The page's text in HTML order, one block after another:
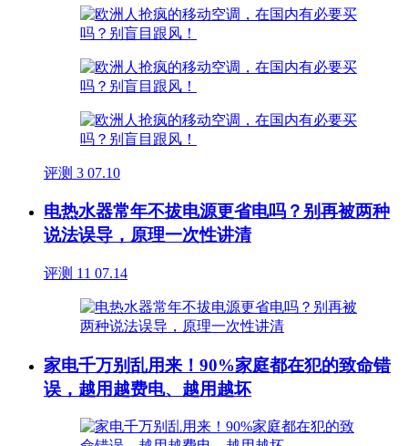
评测 3 07.10
电热水器常年不拔电源更省电吗？别再被两种
说法误导，原理一次性讲清
评测 11 07.14
家电千万别乱用来！90%家庭都在犯的致命错
误，越用越费电、越用越坏